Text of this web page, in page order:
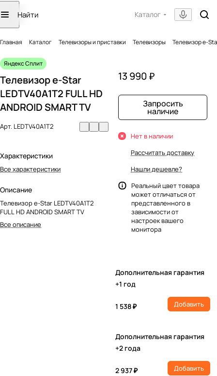
Каталог
Главная Каталог Телевизоры и приставки Телевизоры Телевизор e-
Яндекс Сплит
Телевизор e-Star
LEDTV40A1T2 FULL HD
ANDROID SMART TV
Арт. LEDTV40A1T2
Характеристики
Все характеристики
Описание
Телевизор e-Star LEDTV40A1T2
FULL HD ANDROID SMART TV
Все описание
13 990 ₽
Запросить
наличие
Нет в наличии
Рассчитать доставку
Нашли дешевле?
Реальный цвет товара
может отличаться от
представленного в
зависимости от
настроек вашего
монитора
Дополнительная гарантия
+1 год
1 538 ₽ Добавить
Дополнительная гарантия
+2 года
2 937 ₽ Добавить